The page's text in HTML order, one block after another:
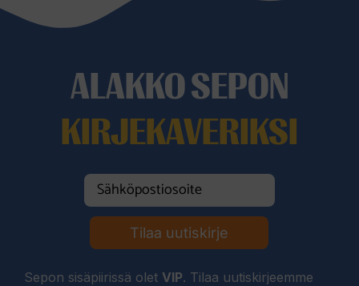
ALAKKO SEPON
KIRJEKAVERIKSI
Tilaa uutiskirje
Sepon sisäpiirissä olet VIP. Tilaa uutiskirjeemme